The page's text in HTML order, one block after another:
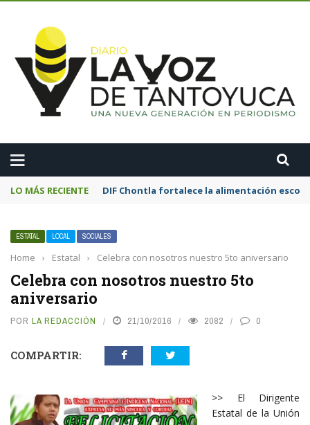
LO MÁS RECIENTE DIF Chontla fortalece la alimentación
ESTATAL LOCAL SOCIALES
Home › Estatal › Celebra con nosotros nuestro 5to aniversario
Celebra con nosotros nuestro 5to
aniversario
POR LA REDACCIÓN 21/10/2016 2082 0
COMPARTIR:
>> El Dirigente
Estatal de la Unión